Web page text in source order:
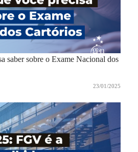
saber sobre o Exame Nacional dos
23/01/2025